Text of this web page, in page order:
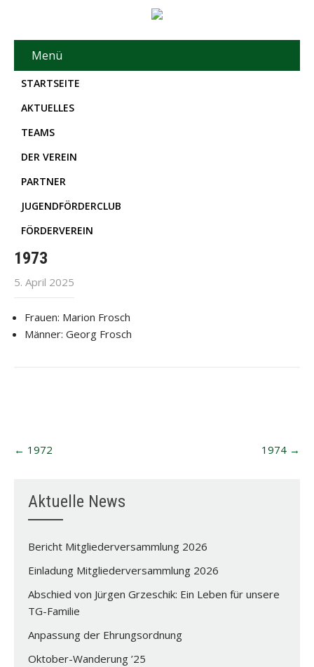
Menü
STARTSEITE
AKTUELLES
TEAMS
DER VEREIN
PARTNER
JUGENDFÖRDERCLUB
FÖRDERVEREIN
1973
5. April 2025
Frauen: Marion Frosch
Männer: Georg Frosch
navigation
← 1972 1974 →
Aktuelle News
Bericht Mitgliederversammlung 2026
Einladung Mitgliederversammlung 2026
Abschied von Jürgen Grzeschik: Ein Leben für unsere
TG-Familie
Anpassung der Ehrungsordnung
Oktober-Wanderung ’25